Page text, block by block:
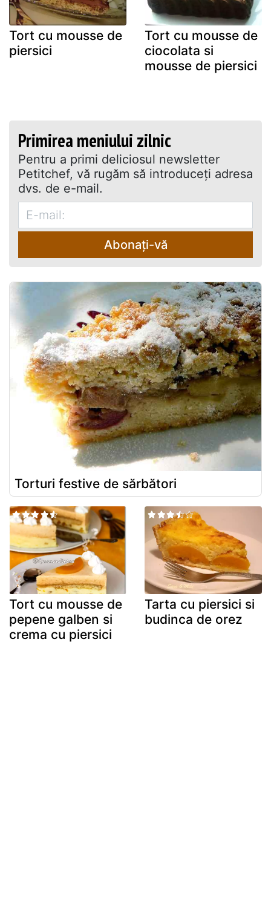
Tort cu mousse de
piersici
Tort cu mousse de
ciocolata si
mousse de piersici
Primirea meniului zilnic
Pentru a primi deliciosul newsletter
Petitchef, vă rugăm să introduceţi adresa
dvs. de e-mail.
Abonați-vă
Torturi festive de sărbători
Tort cu mousse de
pepene galben si
crema cu piersici
Tarta cu piersici si
budinca de orez